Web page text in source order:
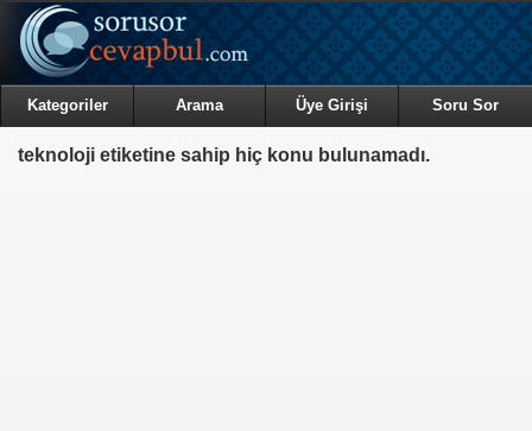
Kategoriler Arama Üye Girişi Soru Sor
teknoloji etiketine sahip hiç konu bulunamadı.